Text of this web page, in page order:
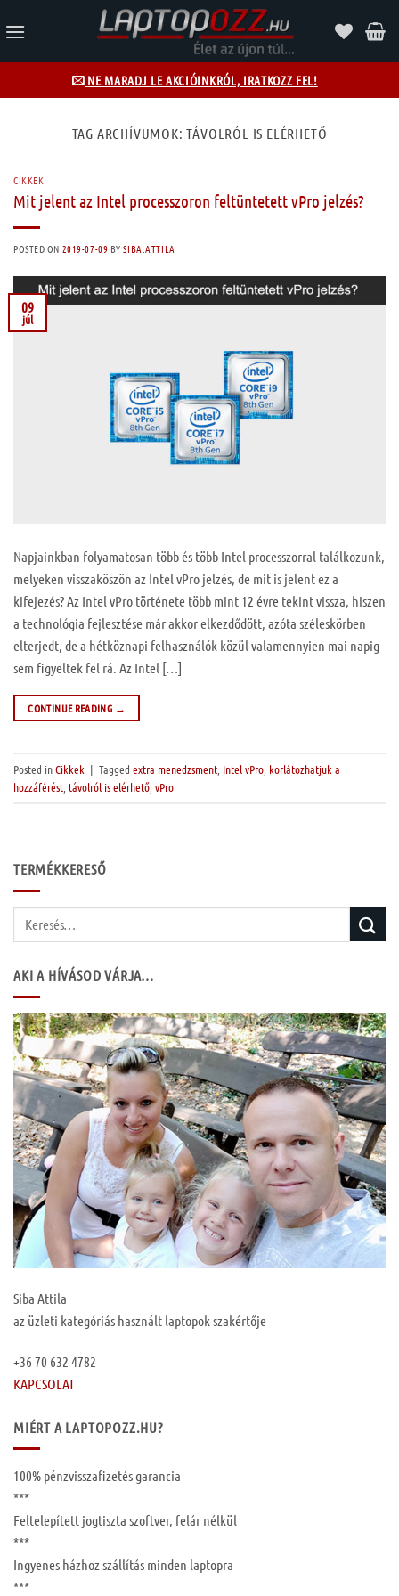
to
NE MARADJ LE AKCIÓINKRÓL, IRATKOZZ FEL!
TAG ARCHÍVUMOK:TÁVOLRÓL IS ELÉRHETŐ
CIKKEK
Mit jelent az Intel processzoron feltüntetett vPro jelzés?
POSTED ON 2019-07-09 BYSIBA.ATTILA
09
júl
Napjainkban folyamatosan több és több Intel processzorral találkozunk,
melyeken visszaköszön az Intel vPro jelzés, de mit is jelent ez a
kifejezés? Az Intel vPro története több mint 12 évre tekint vissza, hiszen
a technológia fejlesztése már akkor elkezdődött, azóta széleskörben
elterjedt, de a hétköznapi felhasználók közül valamennyien mai napig
sem figyeltek fel rá. Az Intel […]
CONTINUE READING →
Posted inCikkek | Tagged extra menedzsment Intel vPro korlátozhatjuk a
hozzáférést távolról is elérhető vPro
TERMÉKKERESŐ
AKI A HÍVÁSOD VÁRJA…
Siba Attila
az üzleti kategóriás használt laptopok szakértője
+36 70 632 4782
KAPCSOLAT
MIÉRT A LAPTOPOZZ.HU?
100% pénzvisszafizetés garancia
***
Feltelepített jogtiszta szoftver, felár nélkül
***
Ingyenes házhoz szállítás minden laptopra
***